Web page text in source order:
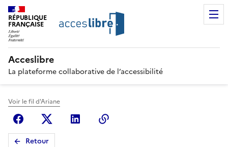
RÉPUBLIQUE
FRANÇAISE
Acceslibre
La plateforme collaborative de l’accessibilité
Voir le fil d'Ariane
FacebookX (anciennement Twitter)
Linkedin
Retour